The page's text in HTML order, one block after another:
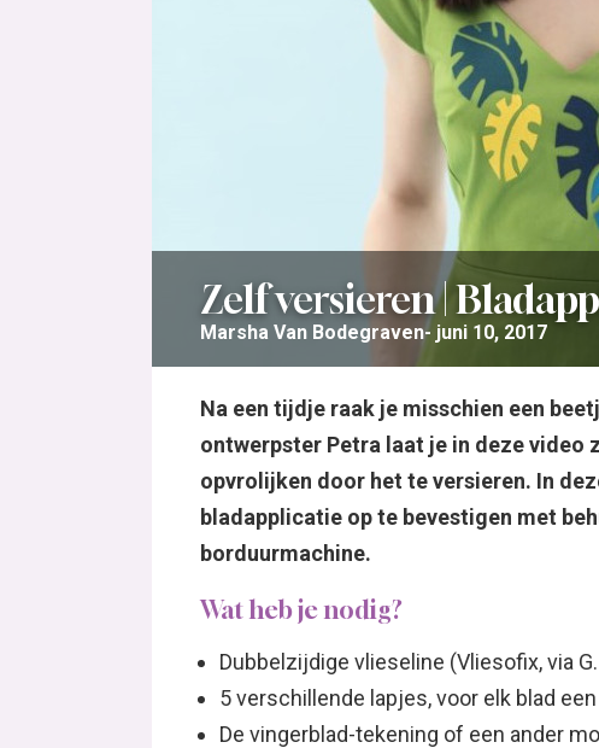
Zelf versieren |
Marsha Van Bodegraven juni 10, 2017
Na een tijdje raak je misschien een
ontwerpster Petra laat je in deze video
opvrolijken door het te versieren. In
bladapplicatie op te bevestigen met
borduurmachine.
Wat heb je nodig?
Dubbelzijdige vlieseline (Vliesofix, via
5 verschillende lapjes, voor elk blad
De vingerblad-tekening of een ander